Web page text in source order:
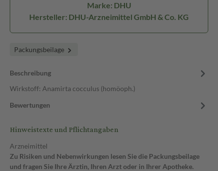
Marke: DHU
Hersteller: DHU-Arzneimittel GmbH & Co. KG
Packungsbeilage
Beschreibung
Wirkstoff: Anamirta cocculus (homöoph.)
Bewertungen
Hinweistexte und Pflichtangaben
Arzneimittel
Zu Risiken und Nebenwirkungen lesen Sie die Packungsbeilage
und fragen Sie Ihre Ärztin, Ihren Arzt oder in Ihrer Apotheke.